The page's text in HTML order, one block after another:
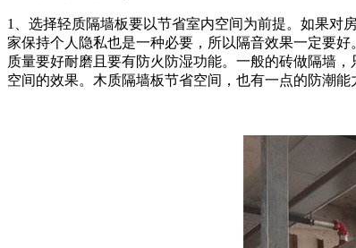
1、选择轻质隔墙板要以节省室内空间为前提。如果对
家保持个人隐私也是一种必要，所以隔音效果一定要
质量要好耐磨且要有防火防湿功能。一般的砖做隔墙
空间的效果。木质隔墙板节省空间，也有一点的防潮能